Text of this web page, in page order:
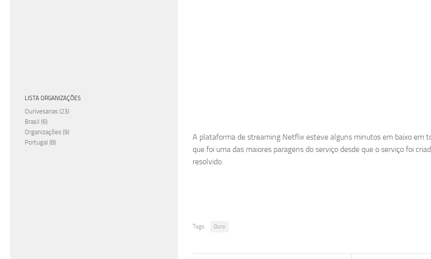
A plataforma de streaming Netflix esteve alguns minutos em baixo em
que foi uma das maiores paragens do serviço desde que o serviço foi
resolvido.
Tags: Ouro
LISTA ORGANIZAÇÕES
Ourivesarias (23)
Brasil (6)
Organizações (9)
Portugal (8)